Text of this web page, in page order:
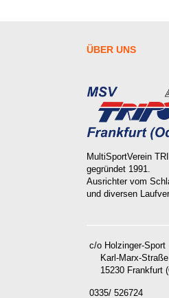
ÜBER UNS
MultiSportVerein
gegründet 1991.
Ausrichter vom
und diversen
c/o Holzinger-Sport
Karl-Marx-Straße
15230 Frankfurt
0335/ 526724